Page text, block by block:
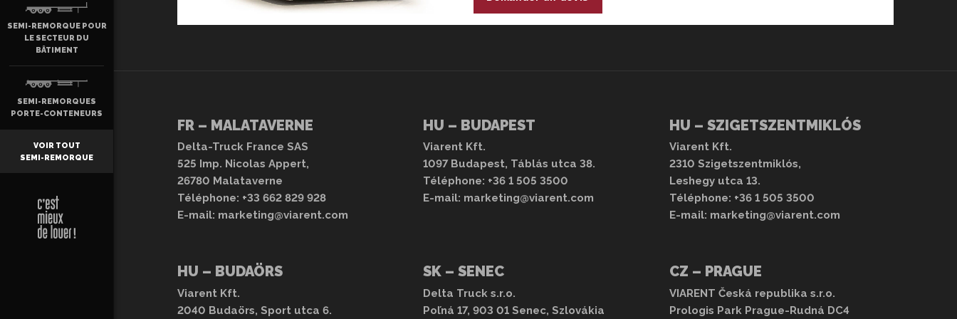
alatt, rakodórekesz a vezetőfülke hátfalán, kiegészítő légfűtés.
FR – MALATAVERNE
Delta-Truck France SAS
525 Imp. Nicolas Appert,
26780 Malataverne
Téléphone: +33 662 829 928
E-mail: marketing@viarent.com
HU – BUDAPEST
Viarent Kft.
1097 Budapest, Táblás utca 38.
Téléphone: +36 1 505 3500
E-mail: marketing@viarent.com
HU – SZIGETSZENTMIKLÓS
Viarent Kft.
2310 Szigetszentmiklós,
Leshegy utca 13.
Téléphone: +36 1 505 3500
E-mail: marketing@viarent.com
HU – BUDAÖRS
Viarent Kft.
2040 Budaörs, Sport utca 6.
SK – SENEC
Delta Truck s.r.o.
Poľná 17, 903 01 Senec, Szlovákia
CZ – PRAGUE
VIARENT Česká republika s.r.o.
Prologis Park Prague-Rudná DC4
SEMI-REMORQUE POUR
LE SECTEUR DU
BÂTIMENT
SEMI-REMORQUES
PORTE-CONTENEURS
VOIR TOUT
SEMI-REMORQUE